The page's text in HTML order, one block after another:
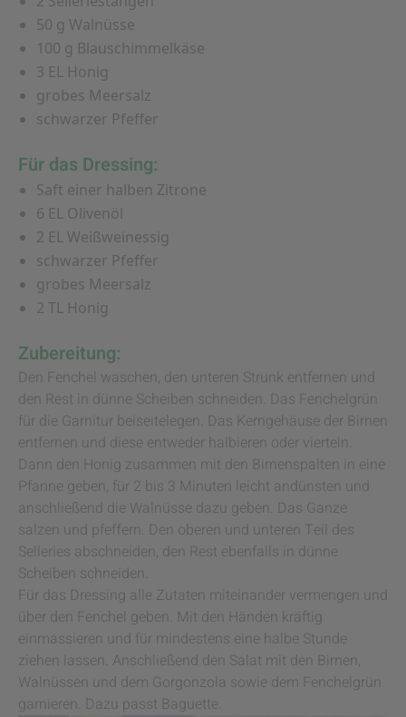
50 g Walnüsse
100 g Blauschimmelkäse
3 EL Honig
grobes Meersalz
schwarzer Pfeffer
Für das Dressing:
Saft einer halben Zitrone
6 EL Olivenöl
2 EL Weißweinessig
schwarzer Pfeffer
grobes Meersalz
2 TL Honig
Zubereitung:
Den Fenchel waschen, den unteren Strunk entfernen und
den Rest in dünne Scheiben schneiden. Das Fenchelgrün
für die Garnitur beiseitelegen. Das Kerngehäuse der Birnen
entfernen und diese entweder halbieren oder vierteln.
Dann den Honig zusammen mit den Birnenspalten in eine
Pfanne geben, für 2 bis 3 Minuten leicht andünsten und
anschließend die Walnüsse dazu geben. Das Ganze
salzen und pfeffern. Den oberen und unteren Teil des
Selleries abschneiden, den Rest ebenfalls in dünne
Scheiben schneiden.
Für das Dressing alle Zutaten miteinander vermengen und
über den Fenchel geben. Mit den Händen kräftig
einmassieren und für mindestens eine halbe Stunde
ziehen lassen. Anschließend den Salat mit den Birnen,
Walnüssen und dem Gorgonzola sowie dem Fenchelgrün
garnieren. Dazu passt Baguette.